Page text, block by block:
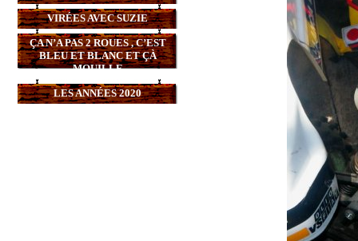
VIRÉES AVEC SUZIE
ÇA N’A PAS 2 ROUES , C’EST
BLEU ET BLANC ET ÇÀ
MOUILLE
LES ANNÉES 2020